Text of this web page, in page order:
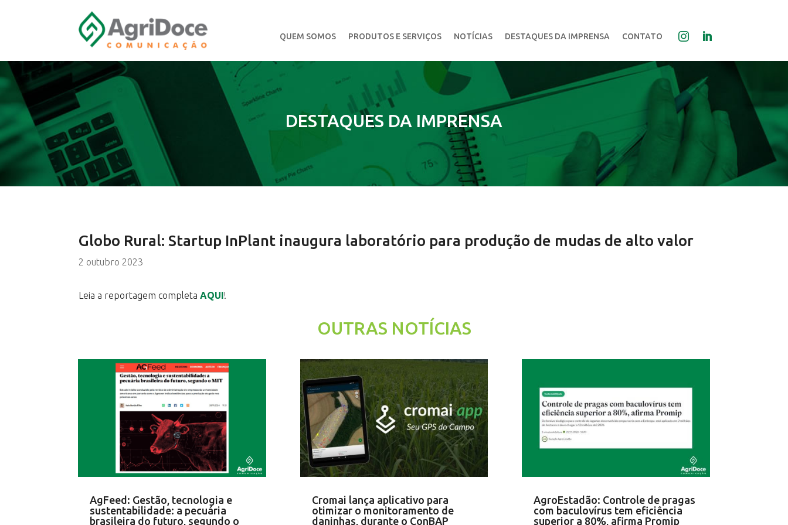
QUEM SOMOS PRODUTOS E SERVIÇOS NOTÍCIAS DESTAQUES DA IMPRENSA CONTATO
DESTAQUES DA IMPRENSA
Globo Rural: Startup InPlant inaugura laboratório para produção de mudas de alto valor
2 outubro 2023
Leia a reportagem completaAQUI!
OUTRAS NOTÍCIAS
AgFeed: Gestão, tecnologia e
sustentabilidade: a pecuária
brasileira do futuro, segundo o
Cromai lança aplicativo para
otimizar o monitoramento de
daninhas, durante o ConBAP
AgroEstadão: Controle de pragas
com baculovírus tem eficiência
superior a 80%, afirma Promip